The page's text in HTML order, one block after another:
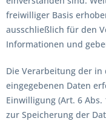
freiwilliger Basis
ausschließlich für den
Informationen und
Die Verarbeitung der
eingegebenen Daten
Einwilligung (Art. 6
zur Speicherung der